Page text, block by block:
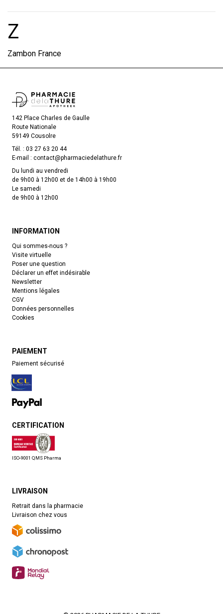
Marques et
Z
Zambon France
142 Place Charles de Gaulle
Route Nationale
59149 Cousolre
Tél. : 03 27 63 20 44
E-mail : contact@pharmaciedelathure.fr
Du lundi au vendredi
de 9h00 à 12h00 et de 14h00 à 19h00
Le samedi
de 9h00 à 12h00
INFORMATION
Qui sommes-nous ?
Visite virtuelle
Poser une question
Déclarer un effet indésirable
Newsletter
Mentions légales
CGV
Données personnelles
Cookies
PAIEMENT
Paiement sécurisé
CERTIFICATION
ISO-9001 QMS Pharma
LIVRAISON
Retrait dans la pharmacie
Livraison chez vous